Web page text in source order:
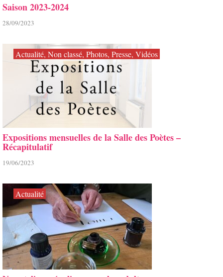
Saison 2023-2024
28/09/2023
Actualité, Non classé, Photos, Presse, Vidéos
Expositions mensuelles de la Salle des Poètes –
Récapitulatif
19/06/2023
Actualité